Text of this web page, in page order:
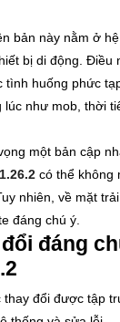
bản này nằm ở
bị di động. Điều
huống phức
lúc như mob, thời
một bản cập
có thể không
nhiên, về mặt
đáng chú ý.
đáng
thay đổi được tập